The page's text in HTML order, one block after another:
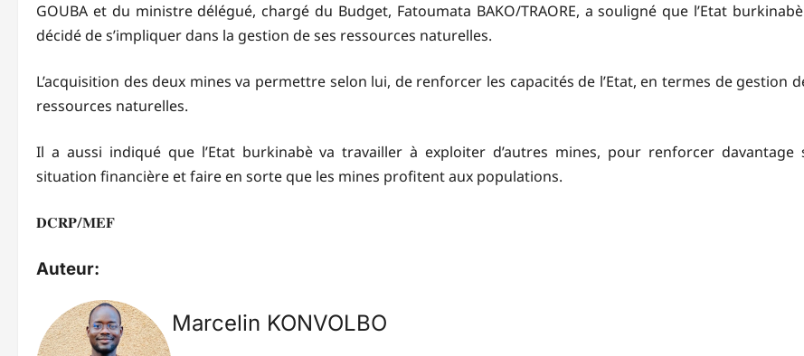
GOUBA et du ministre délégué, chargé du Budget, Fatoumata BAKO/TRAORE, a souligné que l’Etat
décidé de s’impliquer dans la gestion de ses ressources naturelles.
L’acquisition des deux mines va permettre selon lui, de renforcer les capacités de l’Etat, en termes de gestion
ressources naturelles.
Il a aussi indiqué que l’Etat burkinabè va travailler à exploiter d’autres mines, pour renforcer davantage
situation financière et faire en sorte que les mines profitent aux populations.
𝐃𝐂𝐑𝐏/𝐌𝐄𝐅
Auteur:
Marcelin KONVOLBO